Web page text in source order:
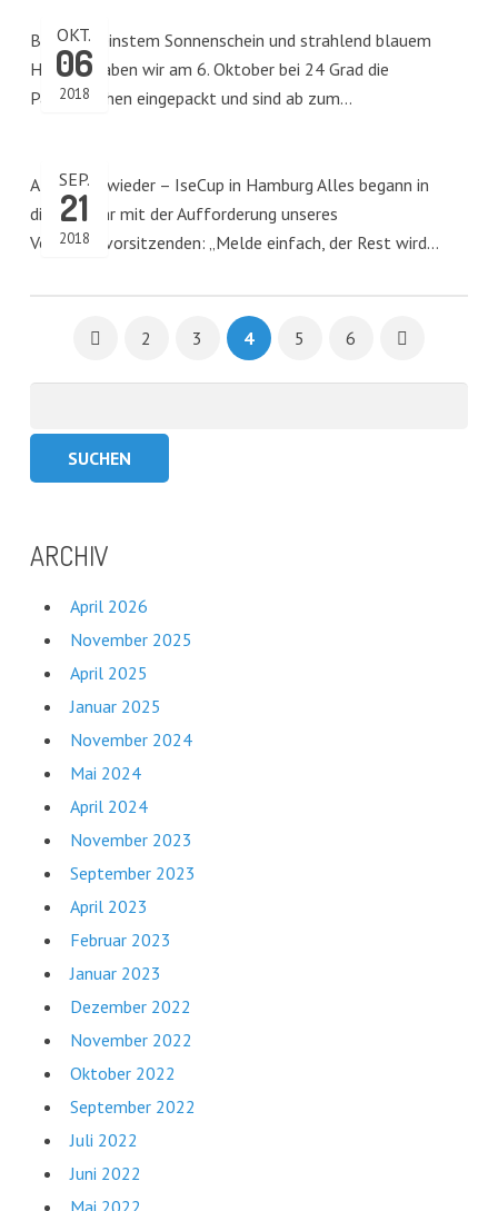
OKT.
06
2018
Bei allerfeinstem Sonnenschein und strahlend blauem
Himmel haben wir am 6. Oktober bei 24 Grad die
Paddelsachen eingepackt und sind ab zum…
SEP.
21
2018
Alle Jahre wieder – IseCup in Hamburg Alles begann in
diesem Jahr mit der Aufforderung unseres
Vorstandsvorsitzenden: „Melde einfach, der Rest wird…
2 3 4 5 6
ARCHIV
April 2026
November 2025
April 2025
Januar 2025
November 2024
Mai 2024
April 2024
November 2023
September 2023
April 2023
Februar 2023
Januar 2023
Dezember 2022
November 2022
Oktober 2022
September 2022
Juli 2022
Juni 2022
Mai 2022